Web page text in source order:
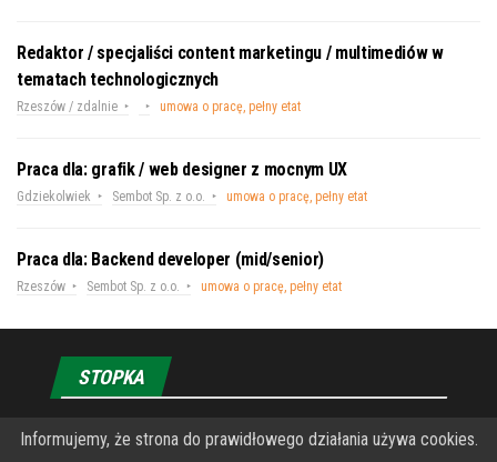
Redaktor / specjaliści content marketingu / multimediów w
tematach technologicznych
Rzeszów / zdalnie umowa o pracę, pełny etat
Praca dla: grafik / web designer z mocnym UX
Gdziekolwiek Sembot Sp. z o.o. umowa o pracę, pełny etat
Praca dla: Backend developer (mid/senior)
Rzeszów Sembot Sp. z o.o. umowa o pracę, pełny etat
STOPKA
O Fundacji PRZEkarpacie
Informujemy, że strona do prawidłowego działania używa cookies.